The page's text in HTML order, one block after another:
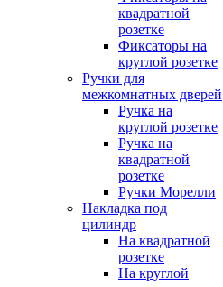
квадратной
розетке
Фиксаторы на
круглой розетке
Ручки для
межкомнатных дверей
Ручка на
круглой розетке
Ручка на
квадратной
розетке
Ручки Морелли
Накладка под
цилиндр
На квадратной
розетке
На круглой